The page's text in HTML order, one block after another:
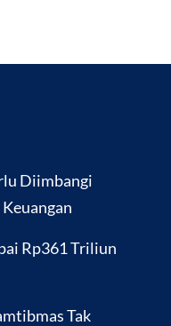
Diimbangi
Rp361 Triliun
Tak